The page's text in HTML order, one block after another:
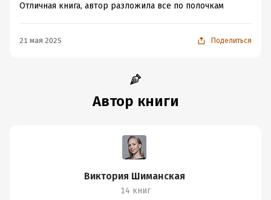
Отличная книга, автор разложила все по полочкам
21 мая 2025 Поделиться
Автор книги
Виктория Шиманская
14 книг